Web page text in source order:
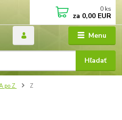
Menu
Hľadať
0 ks
za 0,00 EUR
po Z Z